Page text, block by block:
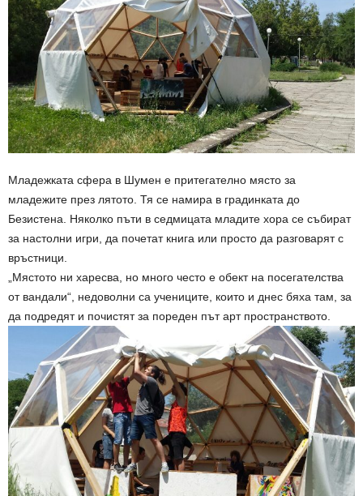
Младежката сфера в Шумен е притегателно място за
младежите през лятото. Тя се намира в градинката до
Безистена. Няколко пъти в седмицата младите хора се събират
за настолни игри, да почетат книга или просто да разговарят с
връстници.
„Мястото ни харесва, но много често е обект на посегателства
от вандали“, недоволни са учениците, които и днес бяха там, за
да подредят и почистят за пореден път арт пространството.